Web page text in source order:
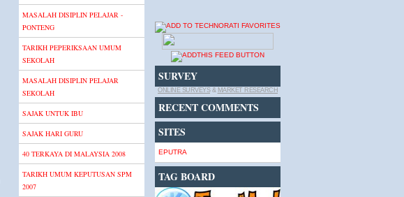
MASALAH DISIPLIN PELAJAR -
PONTENG
TARIKH PEPERIKSAAN UMUM
SEKOLAH
MASALAH DISIPLIN PELAJAR
SEKOLAH
SAJAK UNTUK IBU
SAJAK HARI GURU
40 TERKAYA DI MALAYSIA 2008
TARIKH UMUM KEPUTUSAN SPM
2007
SURVEY
ONLINE SURVEYS& MARKET RESEARCH
RECENT COMMENTS
SITES
EPUTRA
TAG BOARD